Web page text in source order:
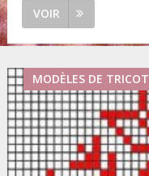
VOIR
MODÈLES DE TRICOT